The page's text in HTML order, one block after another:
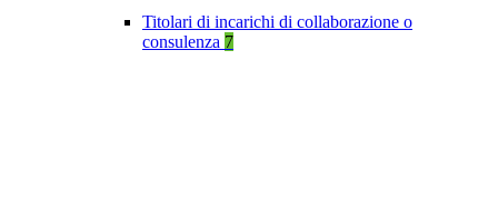
Titolari di incarichi di collaborazione o
consulenza 7